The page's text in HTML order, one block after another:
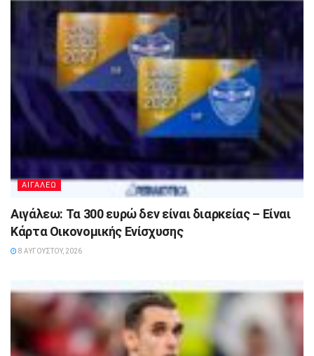
ΑΙΓΑΛΕΩ
Αιγάλεω: Τα 300 ευρώ δεν είναι διαρκείας – Είναι
Κάρτα Οικονομικής Ενίσχυσης
8 ΑΥΓΟΎΣΤΟΥ, 2026